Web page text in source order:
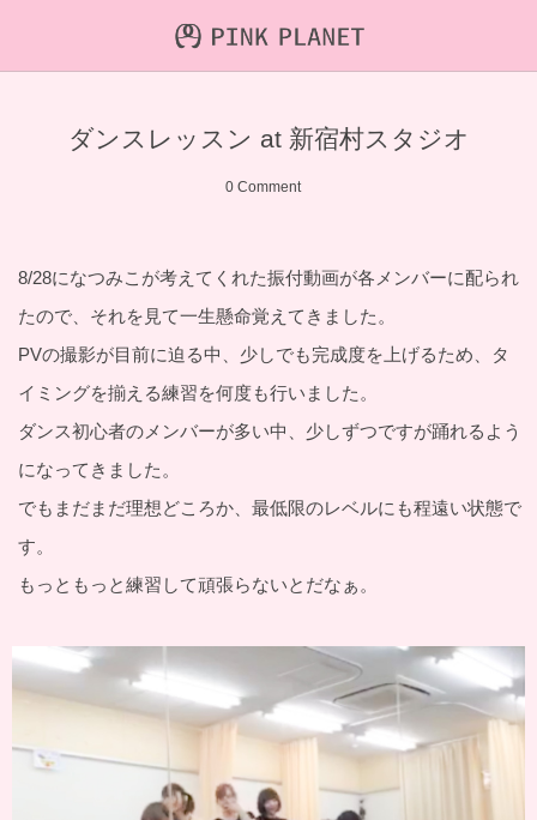
ダンスレッスン at 新宿村スタジオ
0 Comment
8/28になつみこが考えてくれた振付動画が各メンバーに配られ
たので、それを見て一生懸命覚えてきました。
PVの撮影が目前に迫る中、少しでも完成度を上げるため、タ
イミングを揃える練習を何度も行いました。
ダンス初心者のメンバーが多い中、少しずつですが踊れるよう
になってきました。
でもまだまだ理想どころか、最低限のレベルにも程遠い状態で
す。
もっともっと練習して頑張らないとだなぁ。
ICHIJO AOI
NEWS&TOPIC
MAINTENANCE